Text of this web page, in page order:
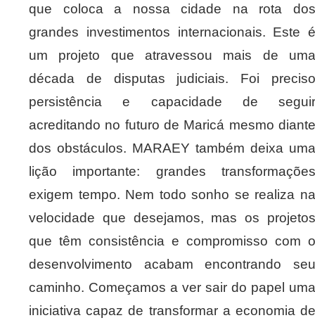
que coloca a nossa cidade na rota dos
grandes investimentos internacionais. Este é
um projeto que atravessou mais de uma
década de disputas judiciais. Foi preciso
persistência e capacidade de seguir
acreditando no futuro de Maricá mesmo diante
dos obstáculos. MARAEY também deixa uma
lição importante: grandes transformações
exigem tempo. Nem todo sonho se realiza na
velocidade que desejamos, mas os projetos
que têm consistência e compromisso com o
desenvolvimento acabam encontrando seu
caminho. Começamos a ver sair do papel uma
iniciativa capaz de transformar a economia de